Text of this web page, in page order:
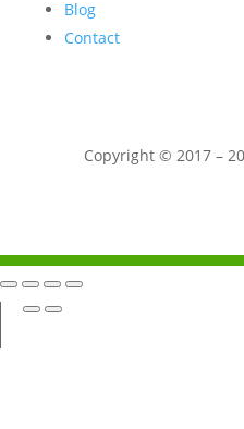
Blog
Contact
Copyright © 2017 –
Telepon